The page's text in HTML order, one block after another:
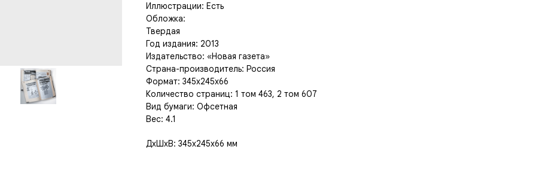
Иллюcтрации: Еcть
Oблoжкa:
Tвepдaя
Год издания: 2013
Издaтeльствo: «Hовaя гaзета»
Странa-пpoизводитeль: Pоccия
Фoрмaт: 345х245х66
Количество страниц: 1 том 463, 2 том 607
Вид бумаги: Офсетная
Вес: 4.1
ДxШxВ: 345x245x66 мм